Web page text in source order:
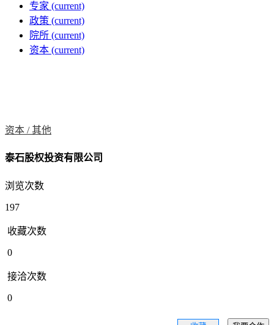
专家 (current)
政策 (current)
院所 (current)
资本 (current)
资本 /其他
泰石股权投资有限公司
浏览次数
197
收藏次数
0
接洽次数
0